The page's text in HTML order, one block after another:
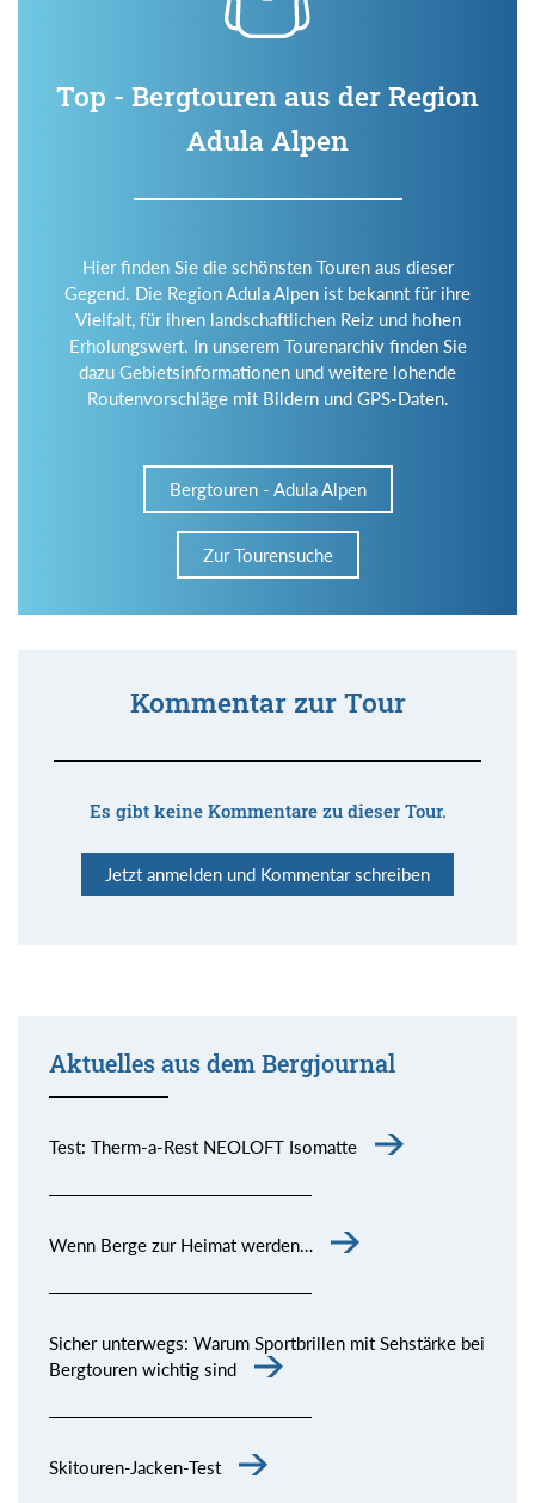
Top - Bergtouren aus der Region
Adula Alpen
Hier finden Sie die schönsten Touren aus dieser
Gegend. Die Region Adula Alpen ist bekannt für ihre
Vielfalt, für ihren landschaftlichen Reiz und hohen
Erholungswert. In unserem Tourenarchiv finden Sie
dazu Gebietsinformationen und weitere lohende
Routenvorschläge mit Bildern und GPS-Daten.
Bergtouren - Adula Alpen
Zur Tourensuche
Kommentar zur Tour
Es gibt keine Kommentare zu dieser Tour.
Jetzt anmelden und Kommentar schreiben
Aktuelles aus dem Bergjournal
Test: Therm-a-Rest NEOLOFT Isomatte
Wenn Berge zur Heimat werden…
Sicher unterwegs: Warum Sportbrillen mit Sehstärke bei
Bergtouren wichtig sind
Skitouren-Jacken-Test